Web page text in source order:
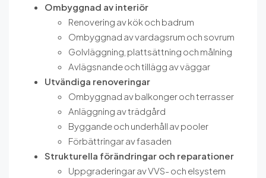
Ombyggnad av interiör
Renovering av kök och badrum
Ombyggnad av vardagsrum och sovrum
Golvläggning, plattsättning och målning
Avlägsnande och tillägg av väggar
Utvändiga renoveringar
Ombyggnad av balkonger och terrasser
Anläggning av trädgård
Byggande och underhåll av pooler
Förbättringar av fasaden
Strukturella förändringar och reparationer
Uppgraderingar av VVS- och elsystem